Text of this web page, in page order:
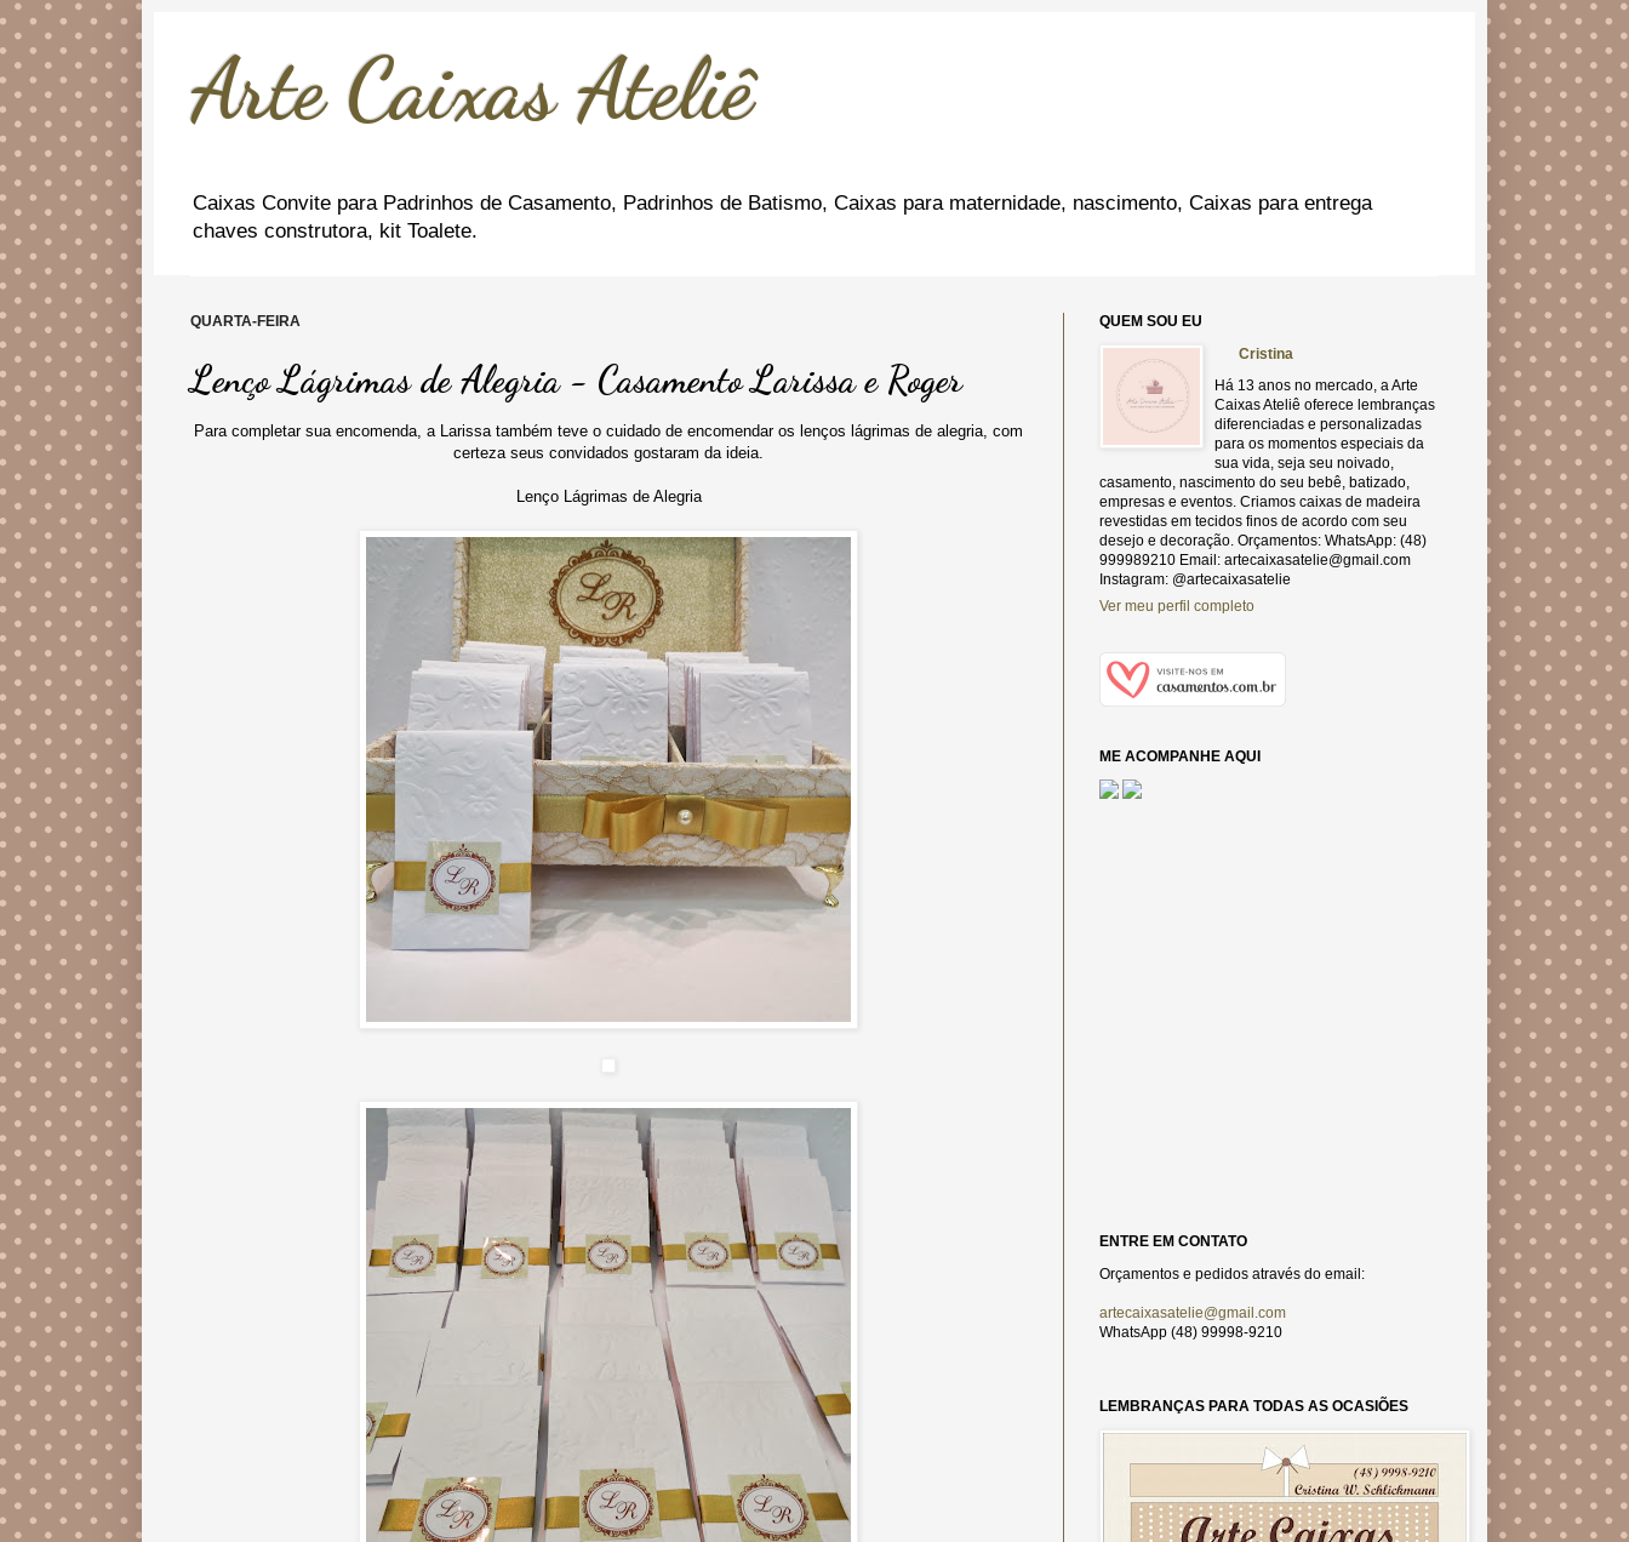
Arte Caixas Ateliê
Caixas Convite para Padrinhos de Casamento, Padrinhos de Batismo, Caixas para maternidade, nascimento, Caixas para entrega
chaves construtora, kit Toalete.
QUARTA-FEIRA
Lenço Lágrimas de Alegria - Casamento Larissa e Roger
Para completar sua encomenda, a Larissa também teve o cuidado de encomendar os lenços lágrimas de alegria, com
certeza seus convidados gostaram da ideia.
Lenço Lágrimas de Alegria
QUEM SOU EU
Cristina
Há 13 anos no mercado, a Arte
Caixas Ateliê oferece lembranças
diferenciadas e personalizadas
para os momentos especiais da
sua vida, seja seu noivado,
casamento, nascimento do seu bebê, batizado,
empresas e eventos. Criamos caixas de madeira
revestidas em tecidos finos de acordo com seu
desejo e decoração. Orçamentos: WhatsApp: (48)
999989210 Email: artecaixasatelie@gmail.com
Instagram: @artecaixasatelie
Ver meu perfil completo
ME ACOMPANHE AQUI
ENTRE EM CONTATO
Orçamentos e pedidos através do email:
artecaixasatelie@gmail.com
WhatsApp (48) 99998-9210
LEMBRANÇAS PARA TODAS AS OCASIÕES